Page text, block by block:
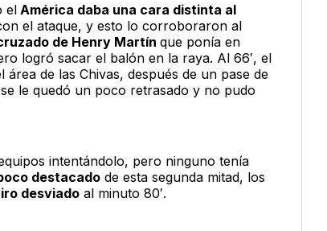
elAmérica daba una cara distinta al
el ataque, y esto lo corroboraron al
de Henry Martín que ponía en
logró sacar el balón en la raya. Al 66′, el
de las Chivas, después de un pase de
le quedó un poco retrasado y no pudo
intentándolo, pero ninguno tenía
destacadode esta segunda mitad, los
desviadoal minuto 80′.